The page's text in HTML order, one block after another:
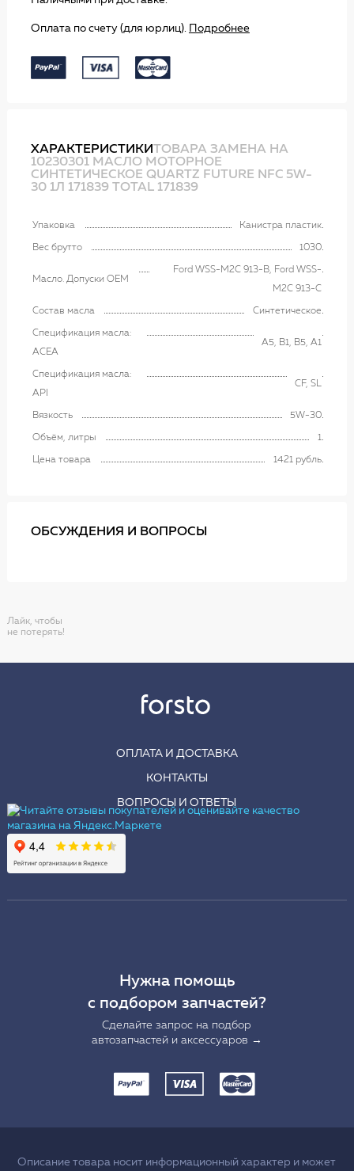
Оплата по счету (для юрлиц). Подробнее
ХАРАКТЕРИСТИКИТОВАРА ЗАМЕНА НА
10230301 МАСЛО МОТОРНОЕ
СИНТЕТИЧЕСКОЕ QUARTZ FUTURE NFC 5W-
30 1Л 171839 TOTAL 171839
Упаковка Канистра пластик
Вес брутто 1030
Масло. Допуски OEM
Ford WSS-M2C 913-B, Ford WSS-
M2C 913-C
Состав масла Синтетическое
Спецификация масла:
ACEA
A5, B1, B5, A1
Спецификация масла:
API
CF, SL
Вязкость 5W-30
Объём, литры 1
Цена товара 1421 рубль
ОБСУЖДЕНИЯ И ВОПРОСЫ
Лайк, чтобы
не потерять!
ОПЛАТА И ДОСТАВКА
КОНТАКТЫ
ВОПРОСЫ И ОТВЕТЫ
Нужна помощь
с подбором запчастей?
Сделайте запрос на подбор
автозапчастей и аксессуаров →
Описание товара носит информационный характер и может